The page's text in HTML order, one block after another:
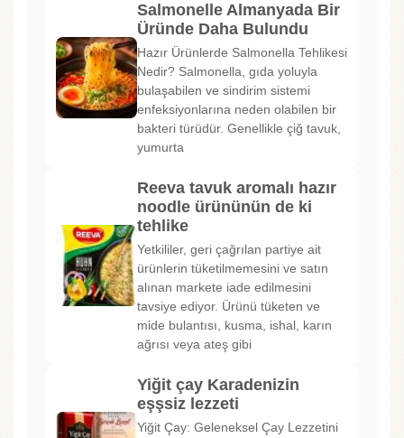
Salmonelle Almanyada Bir
Üründe Daha Bulundu
Hazır Ürünlerde Salmonella Tehlikesi
Nedir? Salmonella, gıda yoluyla
bulaşabilen ve sindirim sistemi
enfeksiyonlarına neden olabilen bir
bakteri türüdür. Genellikle çiğ tavuk,
yumurta
Reeva tavuk aromalı hazır
noodle ürününün de ki
tehlike
Yetkililer, geri çağrılan partiye ait
ürünlerin tüketilmemesini ve satın
alınan markete iade edilmesini
tavsiye ediyor. Ürünü tüketen ve
mide bulantısı, kusma, ishal, karın
ağrısı veya ateş gibi
Yiğit çay Karadenizin
eşşsiz lezzeti
Yiğit Çay: Geleneksel Çay Lezzetini